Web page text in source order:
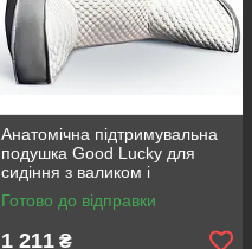
Анатомічна підтримувальна
подушка Good Lucky для
сидіння з валиком і
підлокітниками
Готово до відправки
1 211 ₴